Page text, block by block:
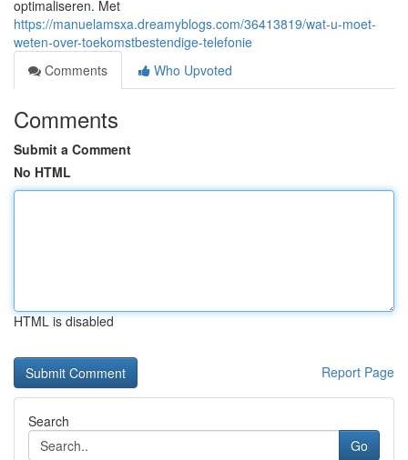
optimaliseren. Met
https://manuelamsxa.dreamyblogs.com/36413819/wat-u-moet-
weten-over-toekomstbestendige-telefonie
Comments
Who Upvoted
Comments
Submit a Comment
No HTML
HTML is disabled
Report Page
Search
Go